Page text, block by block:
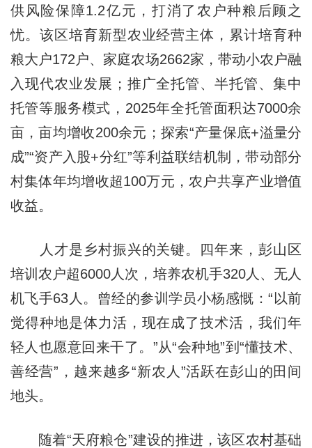
供风险保障1.2亿元，打消了农户种粮后顾之
忧。该区培育新型农业经营主体，累计培育种
粮大户172户、家庭农场2662家，带动小农户融
入现代农业发展；推广全托管、半托管、集中
托管等服务模式，2025年全托管面积达7000余
亩，亩均增收200余元；探索“产量保底+溢量分
成”“资产入股+分红”等利益联结机制，带动部分
村集体年均增收超100万元，农户共享产业增值
收益。
人才是乡村振兴的关键。四年来，彭山区
培训农户超6000人次，培养农机手320人、无人
机飞手63人。曾经的参训学员小杨感慨：“以前
觉得种地是体力活，现在成了技术活，我们年
轻人也愿意回来干了。”从“会种地”到“懂技术、
善经营”，越来越多“新农人”活跃在彭山的田间
地头。
随着“天府粮仓”建设的推进，该区农村基础